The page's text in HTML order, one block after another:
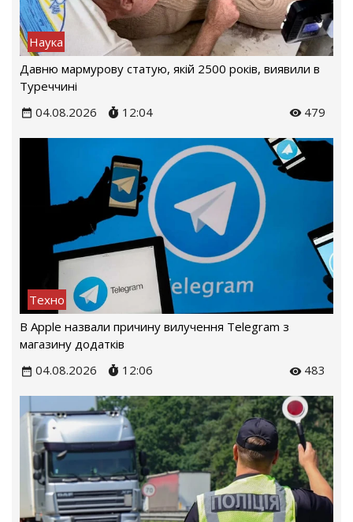
Наука
Давню мармурову статую, якій 2500 років, виявили в
Туреччині
04.08.2026
12:04 479
Техно
В Apple назвали причину вилучення Telegram з
магазину додатків
04.08.2026
12:06 483